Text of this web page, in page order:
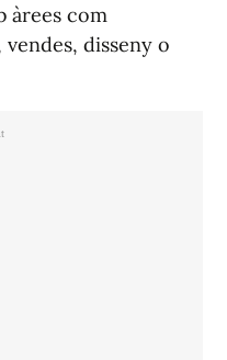
àrees com
disseny o